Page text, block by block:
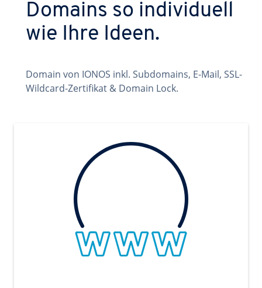
Domains so individuell
wie Ihre Ideen.
Domain von IONOS inkl. Subdomains, E-Mail, SSL-
Wildcard-Zertifikat & Domain Lock.